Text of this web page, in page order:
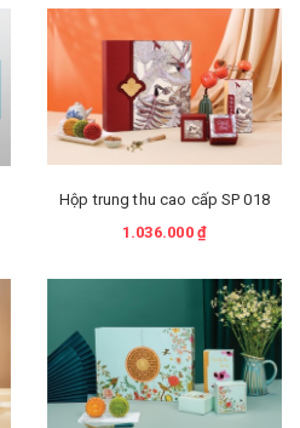
Hộp trung thu cao cấp SP 018
1.036.000 ₫